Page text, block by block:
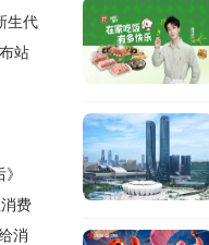
生代
站
费
消